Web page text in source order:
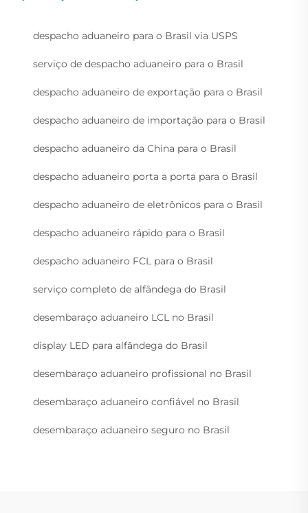
despacho aduaneiro para o Brasil via USPS
serviço de despacho aduaneiro para o Brasil
despacho aduaneiro de exportação para o Brasil
despacho aduaneiro de importação para o Brasil
despacho aduaneiro da China para o Brasil
despacho aduaneiro porta a porta para o Brasil
despacho aduaneiro de eletrônicos para o Brasil
despacho aduaneiro rápido para o Brasil
despacho aduaneiro FCL para o Brasil
serviço completo de alfândega do Brasil
desembaraço aduaneiro LCL no Brasil
display LED para alfândega do Brasil
desembaraço aduaneiro profissional no Brasil
desembaraço aduaneiro confiável no Brasil
desembaraço aduaneiro seguro no Brasil